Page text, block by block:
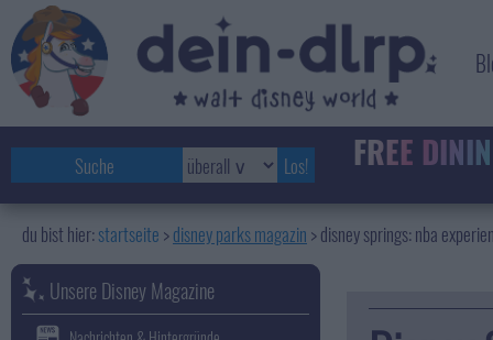
FREE
startseite disney parks magazin >disney springs: nba
Unsere Disney Magazine